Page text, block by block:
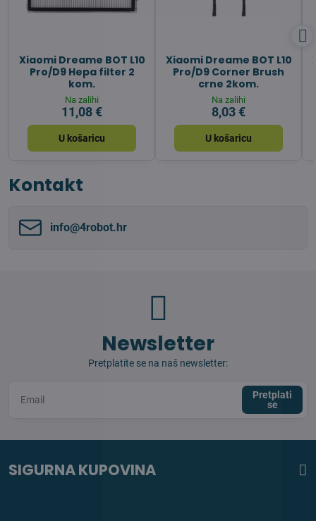
Xiaomi Dreame BOT L10
Pro/D9 Hepa filter 2
kom.
Na zalihi
11,08 €
U košaricu
Xiaomi Dreame BOT L10
Pro/D9 Corner Brush
crne 2kom.
Na zalihi
8,03 €
U košaricu
Kontakt
info​@4robot​.hr
Newsletter
Pretplatite se na naš newsletter:
Pretplati
se
SIGURNA KUPOVINA